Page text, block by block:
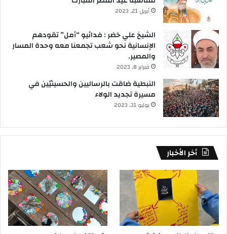
أبريل 21, 2023
الشيخ علي خضر : فدائيو “أمل” تقودهم
الإنسانية نحو شعب تجمعنا معه وحدة المسار
والمصير.
فبراير 8, 2023
النبطية ضاقت بالرساليين والحسينيّين في
مسيرة تجديد الولاء
يوليو 31, 2023
أخر الأخبار